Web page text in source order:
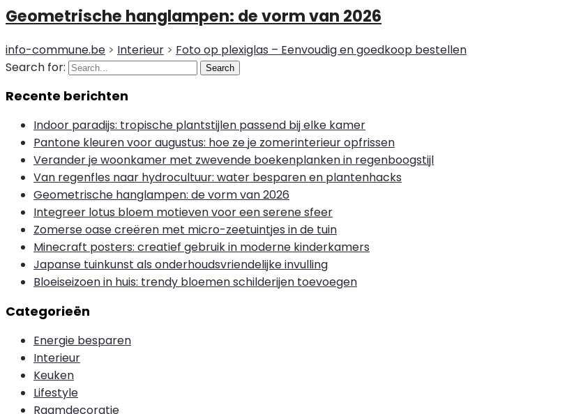
Geometrische hanglampen: de vorm van 2026
info-commune.be > Interieur > Foto op plexiglas – Eenvoudig en goedkoop bestellen
Search for:
Search
Recente berichten
Indoor paradijs: tropische plantstijlen passend bij elke kamer
Pantone kleuren voor augustus: hoe ze je zomerinterieur opfrissen
Verander je woonkamer met zwevende boekenplanken in regenboogstijl
Van regenfles naar hydrocultuur: water besparen en plantenhacks
Geometrische hanglampen: de vorm van 2026
Integreer lotus bloem motieven voor een serene sfeer
Zomerse oase creëren met micro-zeetuintjes in de tuin
Minecraft posters: creatief gebruik in moderne kinderkamers
Japanse tuinkunst als onderhoudsvriendelijke invulling
Bloeiseizoen in huis: trendy bloemen schilderijen toevoegen
Categorieën
Energie besparen
Interieur
Keuken
Lifestyle
Raamdecoratie